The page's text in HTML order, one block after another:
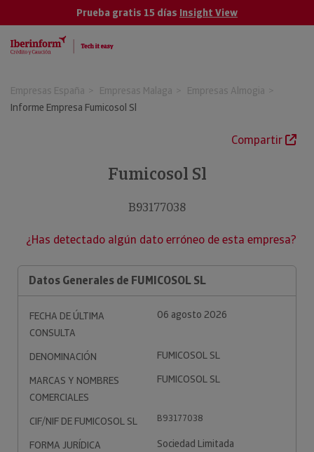
Prueba gratis 15 días Insight View
Empresas España Empresas Malaga
Empresas Almogia
Informe Empresa Fumicosol Sl
Compartir
Fumicosol Sl
B93177038
¿Has detectado algún dato erróneo de esta empresa?
Datos Generales de FUMICOSOL SL
FECHA DE ÚLTIMA
CONSULTA
06 agosto 2026
DENOMINACIÓN
FUMICOSOL SL
MARCAS Y NOMBRES
COMERCIALES
FUMICOSOL SL
CIF/NIF DE FUMICOSOL SL B93177038
FORMA JURÍDICA
Sociedad Limitada